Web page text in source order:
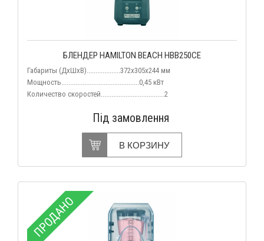
БЛЕНДЕР HAMILTON BEACH HBB250CE
Габариты (ДхШхВ)...................372х305х244 мм
Мощность............................................0,45 кВт
Количество скоростей....................................2
Під замовлення
В КОРЗИНУ
ПРОДАНО